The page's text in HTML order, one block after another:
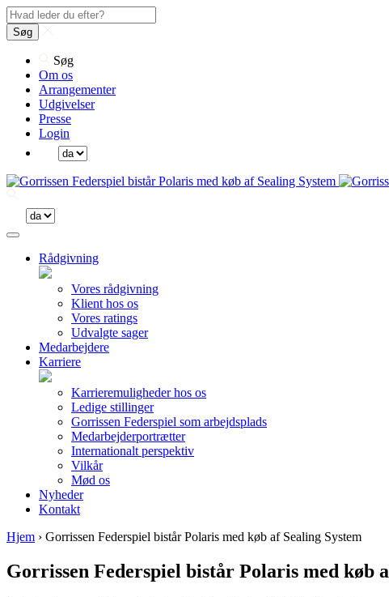
Søg
Søg
Om os
Arrangementer
Udgivelser
Presse
Login
Rådgivning
Vores rådgivning
Klient hos os
Vores ratings
Udvalgte sager
Medarbejdere
Karriere
Karrieremuligheder hos os
Ledige stillinger
Gorrissen Federspiel som arbejdsplads
Medarbejderportrætter
Internationalt perspektiv
Vilkår
Mød os
Nyheder
Kontakt
Hjem › Gorrissen Federspiel bistår Polaris med køb af Sealing System
Gorrissen Federspiel bistår Polaris med køb